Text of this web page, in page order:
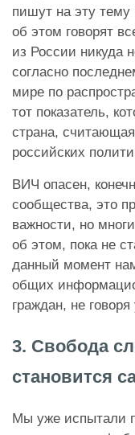
пишут на эту
об этом говорят
из России никуда
согласно
мире по
тот показатель,
страна,
российских
ВИЧ опасен,
сообщества, это
важности, но
об этом, пока не
данный момент
общих
граждан, не
3. Свобода
становится
Мы уже испытали